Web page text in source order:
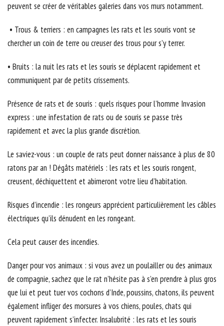
peuvent se créer de véritables galeries dans vos murs notamment.
• Trous & terriers : en campagnes les rats et les souris vont se
chercher un coin de terre ou creuser des trous pour s’y terrer.
• Bruits : la nuit les rats et les souris se déplacent rapidement et
communiquent par de petits crissements.
Présence de rats et de souris : quels risques pour l’homme Invasion
express : une infestation de rats ou de souris se passe très
rapidement et avec la plus grande discrétion.
Le saviez-vous : un couple de rats peut donner naissance à plus de 80
ratons par an ! Dégâts matériels : les rats et les souris rongent,
creusent, déchiquettent et abimeront votre lieu d’habitation.
Risques d’incendie : les rongeurs apprécient particulièrement les câbles
électriques qu’ils dénudent en les rongeant.
Cela peut causer des incendies.
Danger pour vos animaux : si vous avez un poulailler ou des animaux
de compagnie, sachez que le rat n’hésite pas à s’en prendre à plus gros
que lui et peut tuer vos cochons d’Inde, poussins, chatons, ils peuvent
également infliger des morsures à vos chiens, poules, chats qui
peuvent rapidement s’infecter. Insalubrité : les rats et les souris